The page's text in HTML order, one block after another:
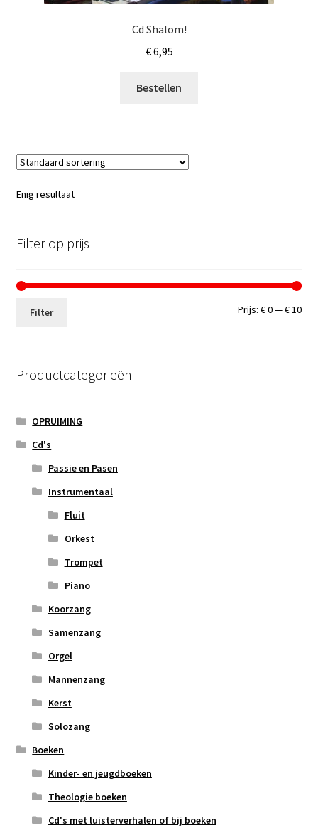
Cd Shalom!
€6,95
Bestellen
Enig resultaat
Filter op prijs
Min.
Filter Prijs:€ 0—€ 10
Productcategorieën
OPRUIMING
Cd's
Passie en Pasen
Instrumentaal
Fluit
Orkest
Trompet
Piano
Koorzang
Samenzang
Orgel
Mannenzang
Kerst
Solozang
Boeken
Kinder- en jeugdboeken
Theologie boeken
Cd's met luisterverhalen of bij boeken